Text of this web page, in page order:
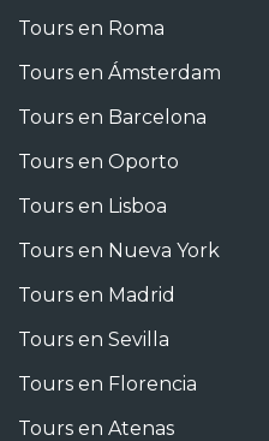
Tours en Roma
Tours en Ámsterdam
Tours en Barcelona
Tours en Oporto
Tours en Lisboa
Tours en Nueva York
Tours en Madrid
Tours en Sevilla
Tours en Florencia
Tours en Atenas